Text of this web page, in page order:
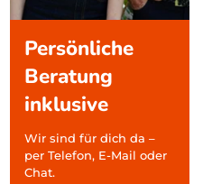
Persönliche
Beratung
inklusive
Wir sind für dich da –
per Telefon, E-Mail oder
Chat.